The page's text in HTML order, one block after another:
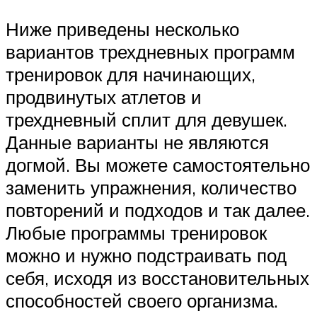
Ниже приведены несколько
вариантов трехдневных программ
тренировок для начинающих,
продвинутых атлетов и
трехдневный сплит для девушек.
Данные варианты не являются
догмой. Вы можете самостоятельно
заменить упражнения, количество
повторений и подходов и так далее.
Любые программы тренировок
можно и нужно подстраивать под
себя, исходя из восстановительных
способностей своего организма.